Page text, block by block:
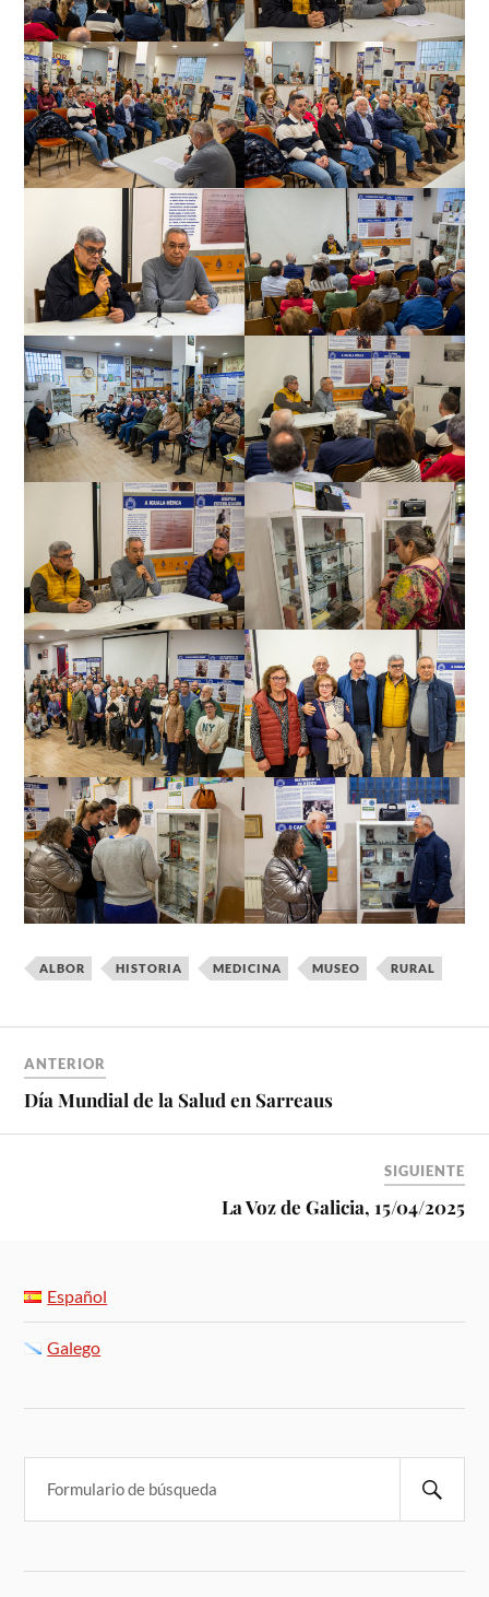
ALBOR HISTORIA MEDICINA MUSEO RURAL
ANTERIOR
Día Mundial de la Salud en Sarreaus
SIGUIENTE
La Voz de Galicia, 15/04/2025
Español
Galego